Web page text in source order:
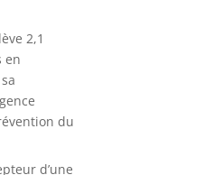
2,1
en
du
d’une